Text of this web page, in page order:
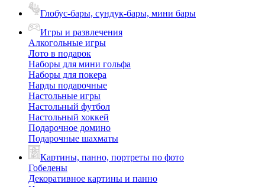
Глобус-бары, сундук-бары, мини бары
Игры и развлечения
Алкогольные игры
Лото в подарок
Наборы для мини гольфа
Наборы для покера
Нарды подарочные
Настольные игры
Настольный футбол
Настольный хоккей
Подарочное домино
Подарочные шахматы
Картины, панно, портреты по фото
Гобелены
Декоративное картины и панно